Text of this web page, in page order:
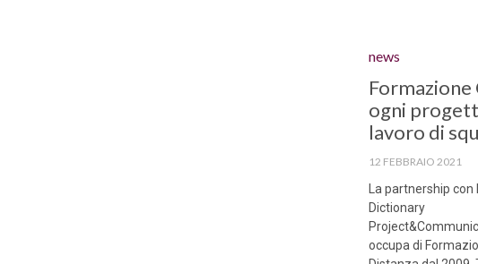
Category
news
Formazione
ogni
lavoro di
12 FEBBRAIO 2021
La partnership con
Dictionary
occupa di